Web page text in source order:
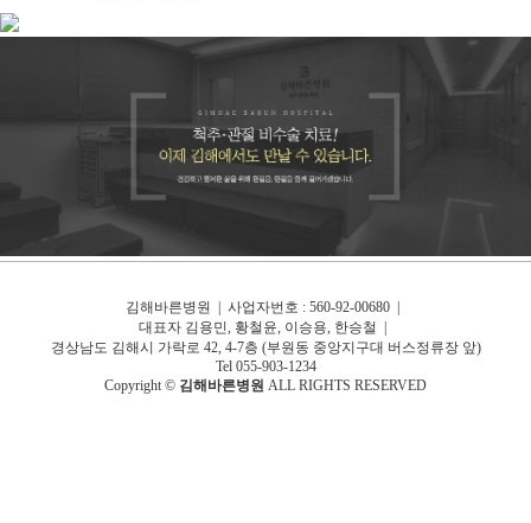
김해바른병원 | 사업자번호 : 560-92-00680 |
대표자 김용민, 황철윤, 이승용, 한승철 |
경상남도 김해시 가락로 42, 4-7층 (부원동 중앙지구대 버스정류장 앞)
Tel 055-903-1234
Copyright © 김해바른병원 ALL RIGHTS RESERVED